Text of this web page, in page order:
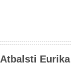
Atbalsti